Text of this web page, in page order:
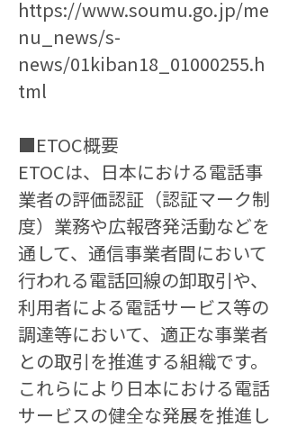
https://www.soumu.go.jp/me
nu_news/s-
news/01kiban18_01000255.h
tml
■ETOC概要
ETOCは、日本における電話事
業者の評価認証（認証マーク制
度）業務や広報啓発活動などを
通して、通信事業者間において
行われる電話回線の卸取引や、
利用者による電話サービス等の
調達等において、適正な事業者
との取引を推進する組織です。
これらにより日本における電話
サービスの健全な発展を推進し